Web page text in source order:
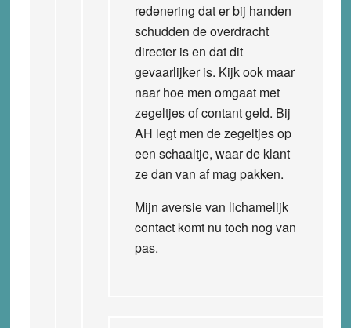
redenering dat er bij handen
schudden de overdracht
directer is en dat dit
gevaarlijker is. Kijk ook maar
naar hoe men omgaat met
zegeltjes of contant geld. Bij
AH legt men de zegeltjes op
een schaaltje, waar de klant
ze dan van af mag pakken.
Mijn aversie van lichamelijk
contact komt nu toch nog van
pas.